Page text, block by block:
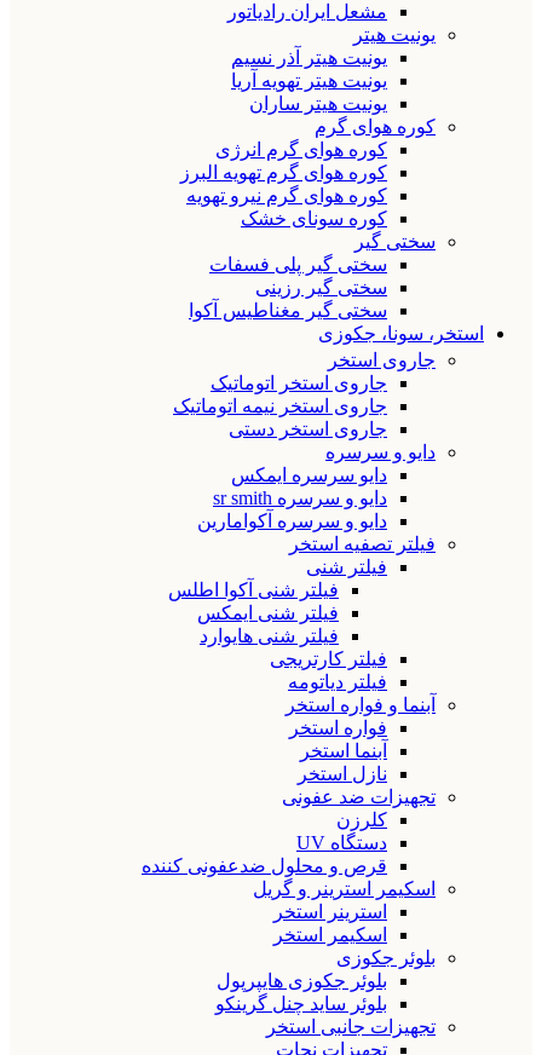
مشعل ایران رادیاتور
یونیت هیتر
یونیت هیتر آذر نسیم
یونیت هیتر تهویه آریا
یونیت هیتر ساران
کوره هوای گرم
کوره هوای گرم انرژی
کوره هوای گرم تهویه البرز
کوره هوای گرم نیرو تهویه
کوره سونای خشک
سختی گیر
سختی گیر پلی فسفات
سختی گیر رزینی
سختی گیر مغناطیس آکوا
استخر، سونا، جکوزی
جاروی استخر
جاروی استخر اتوماتیک
جاروی استخر نیمه اتوماتیک
جاروی استخر دستی
دایو و سرسره
دایو سرسره ایمکس
دایو و سرسره sr smith
دایو و سرسره آکوامارین
فیلتر تصفیه استخر
فیلتر شنی
فیلتر شنی آکوا اطلس
فیلتر شنی ایمکس
فیلتر شنی هایوارد
فیلتر کارتریجی
فیلتر دیاتومه
آبنما و فواره استخر
فواره استخر
آبنما استخر
نازل استخر
تجهیزات ضد عفونی
کلرزن
دستگاه UV
قرص و محلول ضدعفونی کننده
اسکیمر استرینر و گریل
استرینر استخر
اسکیمر استخر
بلوئر جکوزی
بلوئر جکوزی هایپرپول
بلوئر ساید چنل گرینکو
تجهیزات جانبی استخر
تجهیزات نجات